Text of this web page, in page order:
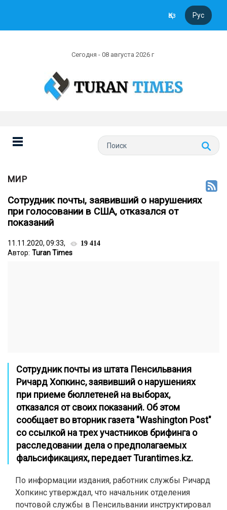
Қаз Рус
Сегодня - 08 августа 2026 г
МИР
Сотрудник почты, заявивший о нарушениях
при голосовании в США, отказался от
показаний
11.11.2020, 09:33, 19 414
Автор: Turan Times
Сотрудник почты из штата Пенсильвания
Ричард Хопкинс, заявивший о нарушениях
при приеме бюллетеней на выборах,
отказался от своих показаний. Об этом
сообщает во вторник газета "Washington Post"
со ссылкой на трех участников брифинга о
расследовании дела о предполагаемых
фальсификациях, передает Turantimes.kz.
По информации издания, работник службы Ричард
Хопкинс утверждал, что начальник отделения
почтовой службы в Пенсильвании инструктировал